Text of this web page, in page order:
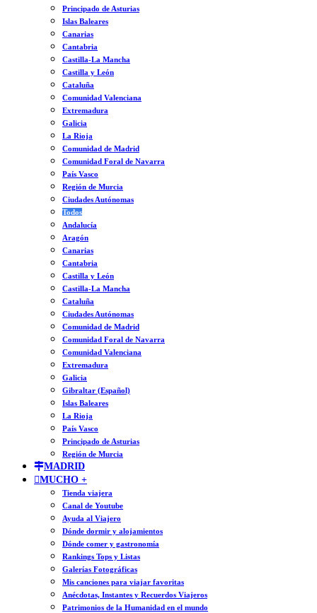
Principado de Asturias
Islas Baleares
Canarias
Cantabria
Castilla-La Mancha
Castilla y León
Cataluña
Comunidad Valenciana
Extremadura
Galicia
La Rioja
Comunidad de Madrid
Comunidad Foral de Navarra
País Vasco
Región de Murcia
Ciudades Autónomas
Todos
Andalucía
Aragón
Canarias
Cantabria
Castilla y León
Castilla-La Mancha
Cataluña
Ciudades Autónomas
Comunidad de Madrid
Comunidad Foral de Navarra
Comunidad Valenciana
Extremadura
Galicia
Gibraltar (Español)
Islas Baleares
La Rioja
País Vasco
Principado de Asturias
Región de Murcia
MADRID
MUCHO +
Tienda viajera
Canal de Youtube
Ayuda al Viajero
Dónde dormir y alojamientos
Dónde comer y gastronomía
Rankings Tops y Listas
Galerías Fotográficas
Mis canciones para viajar favoritas
Anécdotas, Instantes y Recuerdos Viajeros
Patrimonios de la Humanidad en el mundo